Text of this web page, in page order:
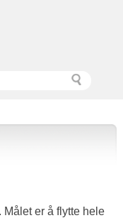
er å flytte hele